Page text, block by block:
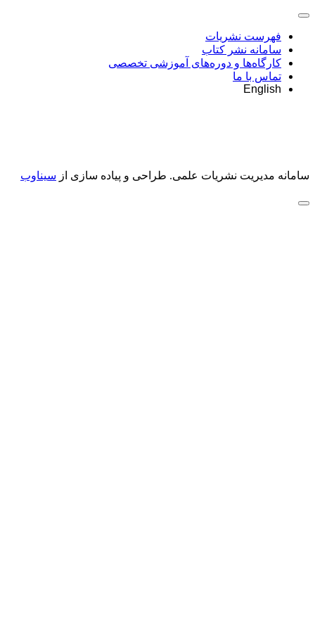
فهرست نشریات
سامانه نشر کتاب
کارگاه‌ها و دوره‌های آموزشی تخصصی
تماس با ما
English
سامانه مدیریت نشریات علمی. طراحی و پیاده سازی از سیناوب